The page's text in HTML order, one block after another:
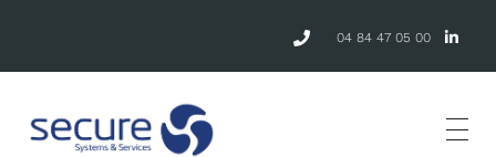
04 84 47 05 00